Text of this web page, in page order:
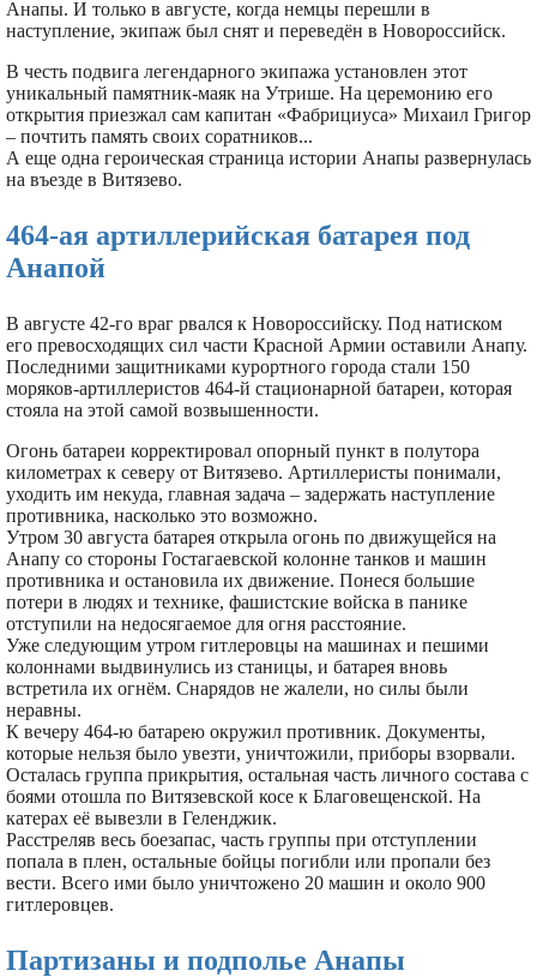
Анапы. И только в августе, когда немцы перешли в
наступление, экипаж был снят и переведён в Новороссийск.
В честь подвига легендарного экипажа установлен этот
уникальный памятник-маяк на Утрише. На церемонию его
открытия приезжал сам капитан «Фабрициуса» Михаил Григор
– почтить память своих соратников...
А еще одна героическая страница истории Анапы развернулась
на въезде в Витязево.
464-ая артиллерийская батарея под
Анапой
В августе 42-го враг рвался к Новороссийску. Под натиском
его превосходящих сил части Красной Армии оставили Анапу.
Последними защитниками курортного города стали 150
моряков-артиллеристов 464-й стационарной батареи, которая
стояла на этой самой возвышенности.
Огонь батареи корректировал опорный пункт в полутора
километрах к северу от Витязево. Артиллеристы понимали,
уходить им некуда, главная задача – задержать наступление
противника, насколько это возможно.
Утром 30 августа батарея открыла огонь по движущейся на
Анапу со стороны Гостагаевской колонне танков и машин
противника и остановила их движение. Понеся большие
потери в людях и технике, фашистские войска в панике
отступили на недосягаемое для огня расстояние.
Уже следующим утром гитлеровцы на машинах и пешими
колоннами выдвинулись из станицы, и батарея вновь
встретила их огнём. Снарядов не жалели, но силы были
неравны.
К вечеру 464-ю батарею окружил противник. Документы,
которые нельзя было увезти, уничтожили, приборы взорвали.
Осталась группа прикрытия, остальная часть личного состава с
боями отошла по Витязевской косе к Благовещенской. На
катерах её вывезли в Геленджик.
Расстреляв весь боезапас, часть группы при отступлении
попала в плен, остальные бойцы погибли или пропали без
вести. Всего ими было уничтожено 20 машин и около 900
гитлеровцев.
Партизаны и подполье Анапы